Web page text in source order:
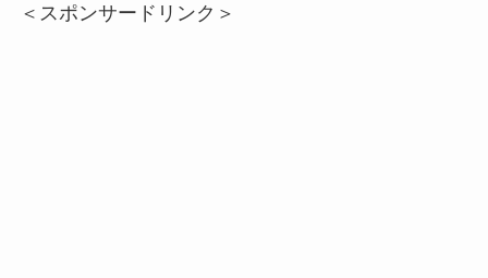
＜スポンサードリンク＞